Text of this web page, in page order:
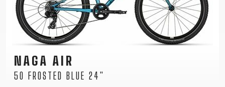
NAGA AIR
50 FROSTED BLUE 24"